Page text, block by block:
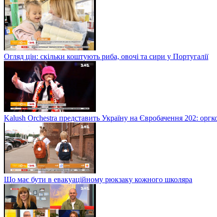
Огляд цін: скільки коштують риба, овочі та сири у Португалії
Kalush Orchestra представить Україну на Євробачення 202:
Що має бути в евакуаційному рюкзаку кожного школяра